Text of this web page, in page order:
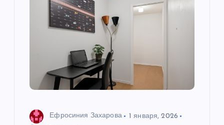
Ефросиния Захарова
1 января, 2026